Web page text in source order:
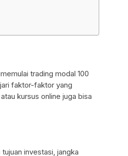
trading modal 100
faktor-faktor yang
kursus online juga bisa
investasi, jangka